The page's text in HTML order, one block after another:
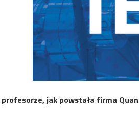
profesorze, jak powstała firma